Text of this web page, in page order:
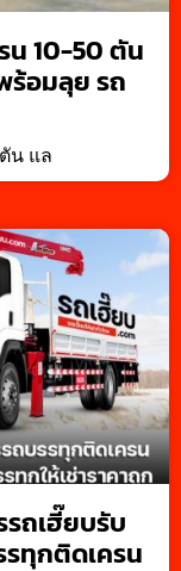
น 10-50 ตัน
ร้อมลุย รถ
น แล
ถเฮี๊ยบรับ
รทุกติดเครน